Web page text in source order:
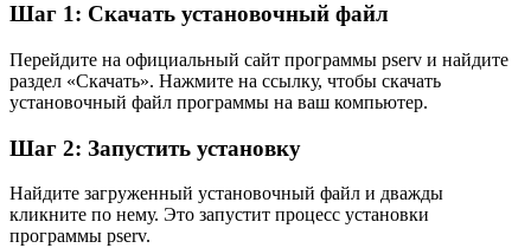
Шаг 1: Скачать установочный файл
Перейдите на официальный сайт программы pserv и найдите
раздел «Скачать». Нажмите на ссылку, чтобы скачать
установочный файл программы на ваш компьютер.
Шаг 2: Запустить установку
Найдите загруженный установочный файл и дважды
кликните по нему. Это запустит процесс установки
программы pserv.